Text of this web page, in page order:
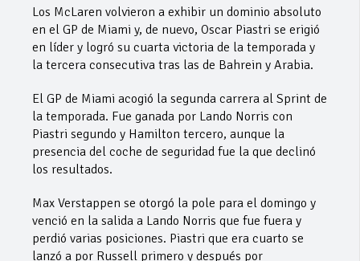
Los McLaren volvieron a exhibir un dominio absoluto
en el GP de Miami y, de nuevo, Oscar Piastri se erigió
en líder y logró su cuarta victoria de la temporada y
la tercera consecutiva tras las de Bahrein y Arabia.
El GP de Miami acogió la segunda carrera al Sprint de
la temporada. Fue ganada por Lando Norris con
Piastri segundo y Hamilton tercero, aunque la
presencia del coche de seguridad fue la que declinó
los resultados.
Max Verstappen se otorgó la pole para el domingo y
venció en la salida a Lando Norris que fue fuera y
perdió varias posiciones. Piastri que era cuarto se
lanzó a por Russell primero y después por